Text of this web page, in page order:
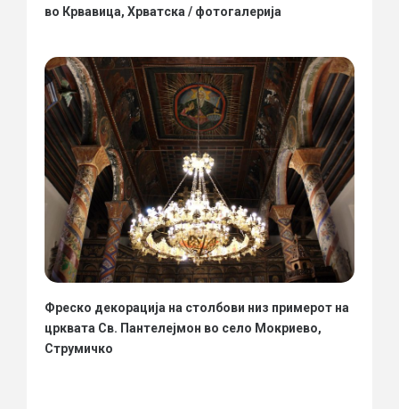
во Крвавица, Хрватска / фотогалерија
Фреско декорација на столбови низ примерот на
црквата Св. Пантелејмон во село Мокриево,
Струмичко